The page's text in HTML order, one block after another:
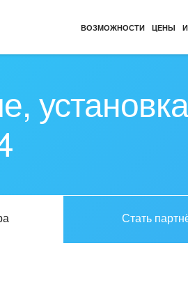
ВОЗМОЖНОСТИ ЦЕНЫ
Стать